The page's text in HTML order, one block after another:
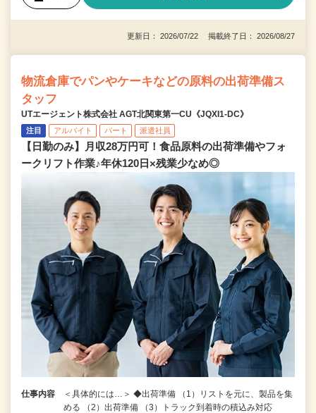
更新日： 2026/07/22 掲載終了日： 2026/08/27
物流倉庫でパンやケーキなどの原料の出荷準備ス
タッフ
UTエージェント株式会社 AGT北関東第一CU《JQXI1-DC》
注目 アルバイト パート 派遣社員
【日勤のみ】月収28万円可！食品原料の出荷準備やフォ
ークリフト作業♪年休120日×残業少なめ◎
仕事内容
＜具体的には…＞ ◆出荷準備 （1）リストを元に、製品を集
める （2）出荷準備 （3）トラック到着時の積込み対応